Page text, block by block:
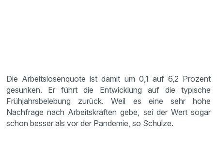
Die Arbeitslosenquote ist damit um 0,1 auf 6,2 Prozent
gesunken. Er führt die Entwicklung auf die typische
Frühjahrsbelebung zurück. Weil es eine sehr hohe
Nachfrage nach Arbeitskräften gebe, sei der Wert sogar
schon besser als vor der Pandemie, so Schulze.